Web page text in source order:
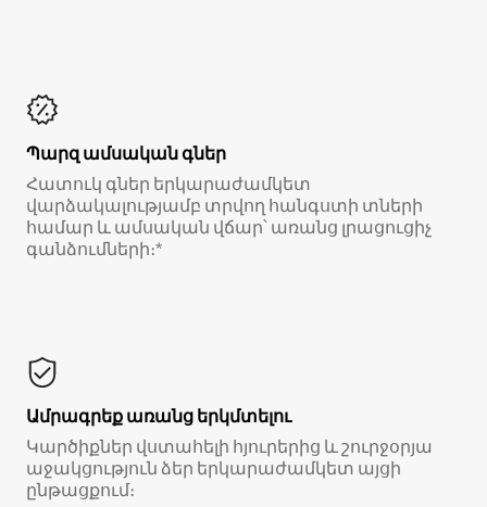
Պարզ ամսական գներ
Հատուկ գներ երկարաժամկետ
վարձակալությամբ տրվող հանգստի տների
համար և ամսական վճար՝ առանց լրացուցիչ
գանձումների։*
Ամրագրեք առանց երկմտելու
Կարծիքներ վստահելի հյուրերից և շուրջօրյա
աջակցություն ձեր երկարաժամկետ այցի
ընթացքում։